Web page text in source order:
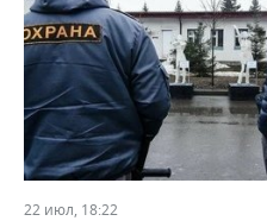
22 июл, 18:22